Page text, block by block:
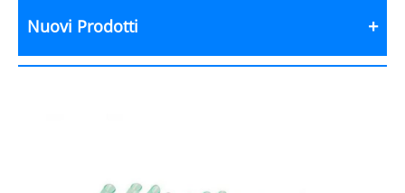
Nuovi Prodotti